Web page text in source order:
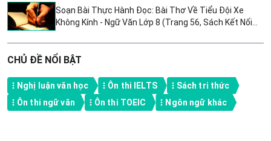
Soạn Bài Thực Hành Đọc: Bài Thơ Về Tiểu Đội Xe
Không Kính - Ngữ Văn Lớp 8 (Trang 56, Sách Kết Nối
CHỦ ĐỀ NỔI BẬT
Nghị luận văn học Ôn thi IELTS
Sách tri thức
Ôn thi ngữ văn
Ôn thi TOEIC Ngôn ngữ khác